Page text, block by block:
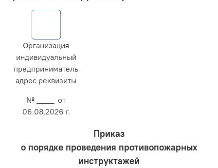
Организация
индивидуальный
предприниматель
адрес реквизиты
№ ____ от
06.08.2026 г.
Приказ
о порядке проведения противопожарных
инструктажей